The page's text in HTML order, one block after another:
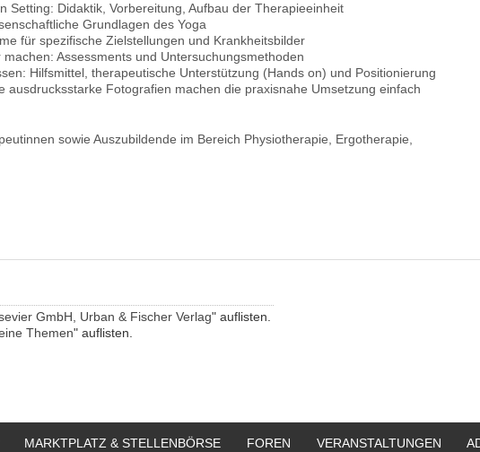
Setting: Didaktik, Vorbereitung, Aufbau der Therapieeinheit
Grundlagen des Yoga
für spezifische Zielstellungen und Krankheitsbilder
Assessments und Untersuchungsmethoden
Hilfsmittel, therapeutische Unterstützung (Hands on) und Positionierung
ausdrucksstarke Fotografien machen die praxisnahe Umsetzung einfach
sowie Auszubildende im Bereich Physiotherapie, Ergotherapie,
GmbH, Urban & Fischer Verlag" auflisten.
Themen" auflisten.
MARKTPLATZ & STELLENBÖRSE FOREN VERANSTALTUNGEN